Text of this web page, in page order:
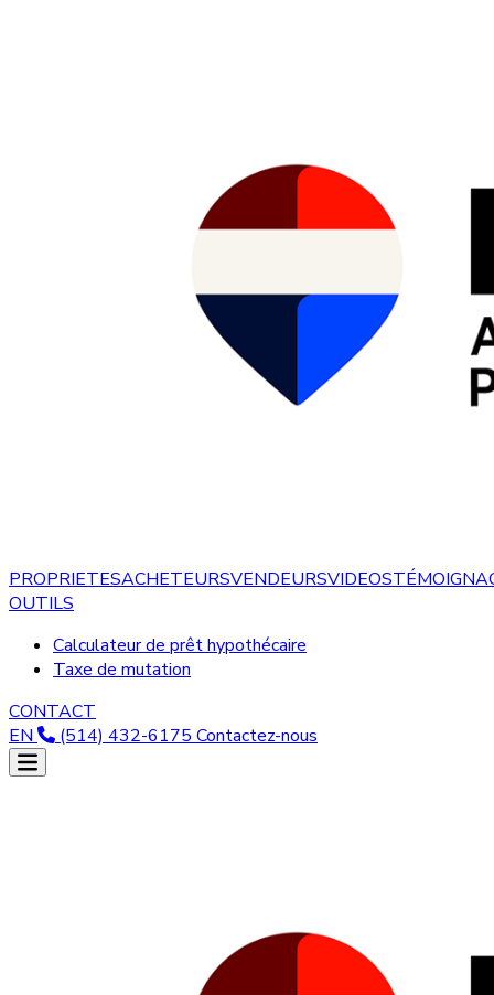
PROPRIETESACHETEURSVENDEURSVIDEOS
OUTILS
Calculateur de prêt hypothécaire
Taxe de mutation
CONTACT
EN
(514) 432-6175 Contactez-nous